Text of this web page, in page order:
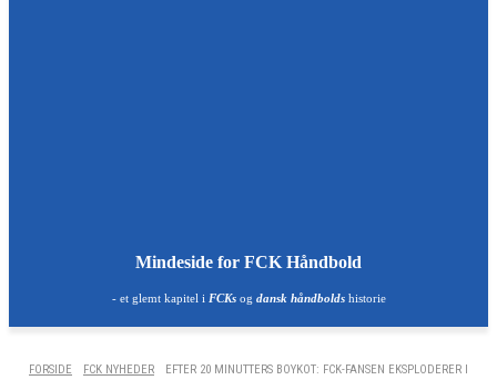
Mindeside for FCK Håndbold
- et glemt kapitel i FCKsog dansk håndboldshistorie
FORSIDE FCK NYHEDER
EFTER 20 MINUTTERS BOYKOT: FCK-FANSEN EKSPLODERER I